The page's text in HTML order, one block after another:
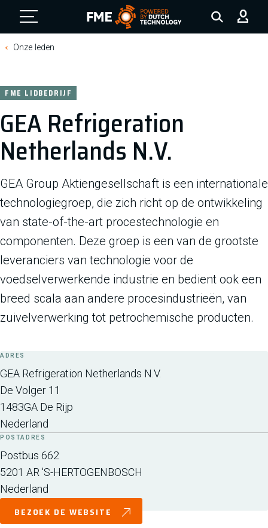
FME Logo, to the homepage
Onze leden
GEA Refrigeration
Netherlands N.V.
FME LIDBEDRIJF
GEA Group Aktiengesellschaft is een internationale
technologiegroep, die zich richt op de ontwikkeling
van state-of-the-art procestechnologie en
componenten. Deze groep is een van de grootste
leveranciers van technologie voor de
voedselverwerkende industrie en bedient ook een
breed scala aan andere procesindustrieën, van
zuivelverwerking tot petrochemische producten.
ADRES
GEA Refrigeration Netherlands N.V.
De Volger 11
1483GA De Rijp
Nederland
POSTADRES
Postbus 662
5201 AR 'S-HERTOGENBOSCH
Nederland
BEZOEK DE WEBSITE